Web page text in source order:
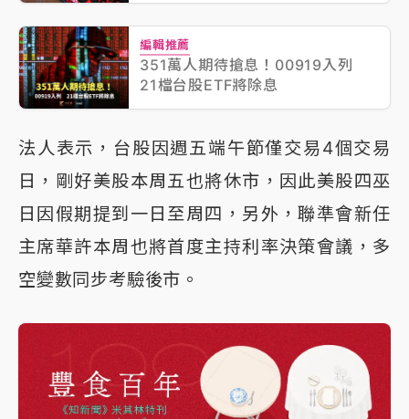
編輯推薦
351萬人期待搶息！00919入列
21檔台股ETF將除息
法人表示，台股因週五端午節僅交易4個交易
日，剛好美股本周五也將休市，因此美股四巫
日因假期提到一日至周四，另外，聯準會新任
主席華許本周也將首度主持利率決策會議，多
空變數同步考驗後市。